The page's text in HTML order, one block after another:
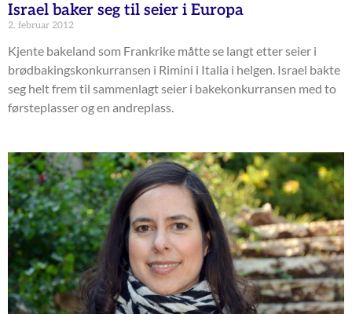
Israel baker seg til seier i Europa
2. februar 2012
Kjente bakeland som Frankrike måtte se langt etter seier i
brødbakingskonkurransen i Rimini i Italia i helgen. Israel bakte
seg helt frem til sammenlagt seier i bakekonkurransen med to
førsteplasser og en andreplass.